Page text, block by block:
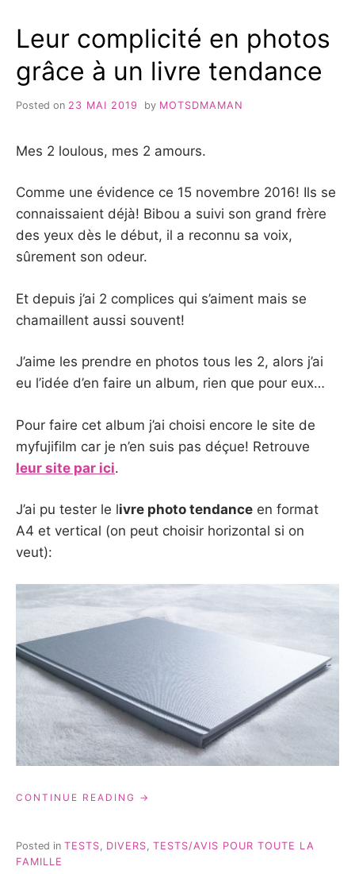
NOËL
Leur complicité en photos
grâce à un livre tendance
Posted on 23 MAI 2019 by MOTSDMAMAN
Mes 2 loulous, mes 2 amours.
Comme une évidence ce 15 novembre 2016! Ils se
connaissaient déjà! Bibou a suivi son grand frère
des yeux dès le début, il a reconnu sa voix,
sûrement son odeur.
Et depuis j’ai 2 complices qui s’aiment mais se
chamaillent aussi souvent!
J’aime les prendre en photos tous les 2, alors j’ai
eu l’idée d’en faire un album, rien que pour eux…
Pour faire cet album j’ai choisi encore le site de
myfujifilm car je n’en suis pas déçue! Retrouve
leur site par ici.
J’ai pu tester le livre photo tendance en format
A4 et vertical (on peut choisir horizontal si on
veut):
CONTINUE READING « LEUR
PHOTOS
Posted in TESTS DIVERS TESTS/AVIS POUR TOUTE LA
FAMILLE